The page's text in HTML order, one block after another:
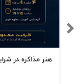
هنر مذاکره در